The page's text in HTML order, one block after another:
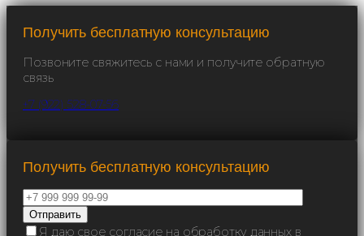
Получить бесплатную консультацию
Позвоните свяжитесь с нами и получите обратную
связь
+7 (922) 528-07-56
Получить бесплатную консультацию
Я даю свое согласие на обработку данных в